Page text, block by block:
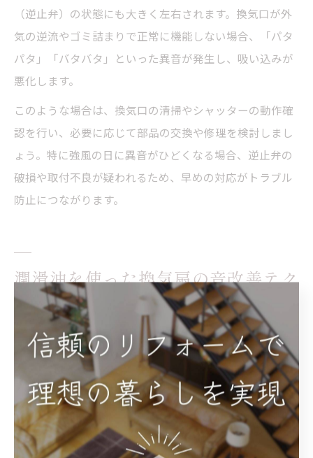
（逆止弁）の状態にも大きく左右されます。換気口が外
気の逆流やゴミ詰まりで正常に機能しない場合、「パタ
パタ」「バタバタ」といった異音が発生し、吸い込みが
悪化します。
このような場合は、換気口の清掃やシャッターの動作確
認を行い、必要に応じて部品の交換や修理を検討しまし
ょう。特に強風の日に異音がひどくなる場合、逆止弁の
破損や取付不良が疑われるため、早めの対応がトラブル
防止につながります。
潤滑油を使った換気扇の音改善テク
ニック
キッチン換気扇の潤滑油使用で音を軽減
キッチンの換気扇から「キュルキュル」「ブーン」とい
った異音が聞こえる場合、潤滑油の使用が音の軽減に大
きな効果を発揮します。換気扇内部のモーターや軸受け
部分は長年の使用で油分が不足しやすく、これが摩擦音